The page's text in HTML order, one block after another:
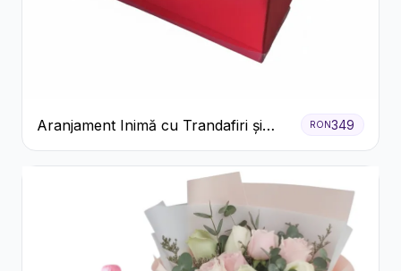
Aranjament Inimă cu Trandafiri și
Praline Ferrero
RON349